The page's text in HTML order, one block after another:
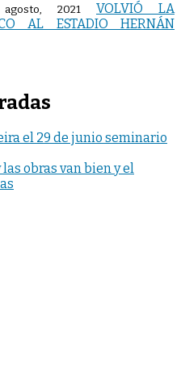
2021
VOLVIÓ LA
AL ESTADIO HERNÁN
el 29 de junio seminario
obras van bien y el